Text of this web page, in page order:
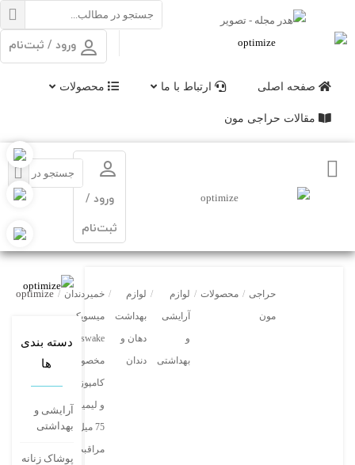
ورود / ثبت‌نام
صفحه اصلی ارتباط با ما محصولات
مقالات حراجی مون
ورود /
ثبت‌نام
حراجی
مون
/ محصولات / لوازم
آرایشی
و
بهداشتی
/ لوازم
بهداشت
دهان و
دندان
/ خمیردندان
میسویک
Misswake
مخصوص
کامپوزیت
و لیمینت
75 میل –
مراقبت
/
optimize
دسته بندی
ها
آرایشی و
بهداشتی
پوشاک زنانه